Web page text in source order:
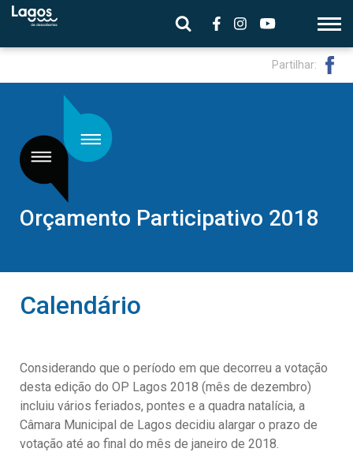
Partilhar:
Orçamento Participativo 2018
Calendário
Considerando que o período em que decorreu a votação
desta edição do OP Lagos 2018 (mês de dezembro)
incluiu vários feriados, pontes e a quadra natalícia, a
Câmara Municipal de Lagos decidiu alargar o prazo de
votação até ao final do mês de janeiro de 2018.